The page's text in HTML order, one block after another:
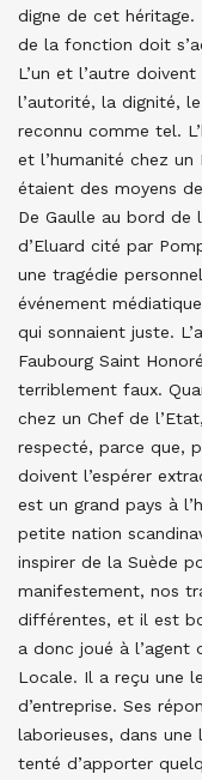
digne de cet héritage.
de la fonction doit
L’un et l’autre
l’autorité, la dignité,
reconnu comme tel.
et l’humanité chez
étaient des moyens
De Gaulle au bord de
d’Eluard cité par
une tragédie
événement
qui sonnaient juste.
Faubourg Saint
terriblement faux.
chez un Chef de
respecté, parce que,
doivent l’espérer
est un grand pays à
petite nation
inspirer de la Suède
manifestement, nos
différentes, et il est
a donc joué à l’agent
Locale. Il a reçu une
d’entreprise. Ses
laborieuses, dans
tenté d’apporter